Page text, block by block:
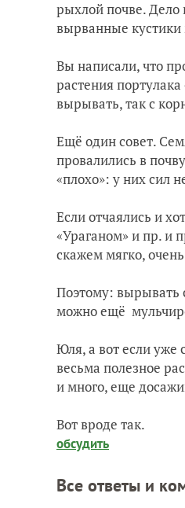
рыхлой почве. Дело
вырванные кустики
Вы написали, что
растения
вырывать, так с
Ещё один совет.
провалились в
«плохо»: у них сил
Если отчаялись и
«Ураганом» и пр. и
скажем мягко,
Поэтому: вырывать
можно ещё
Юля, а вот если уже
весьма полезное
и много, еще
Вот вроде так.
обсудить
Все ответы и